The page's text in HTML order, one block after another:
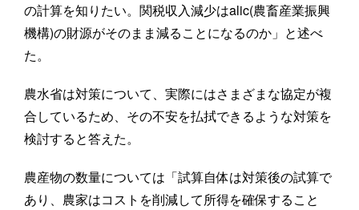
の計算を知りたい。関税収入減少はalic(農畜産業振興
機構)の財源がそのまま減ることになるのか」と述べ
た。
農水省は対策について、実際にはさまざまな協定が複
合しているため、その不安を払拭できるような対策を
検討すると答えた。
農産物の数量については「試算自体は対策後の試算で
あり、農家はコストを削減して所得を確保すること